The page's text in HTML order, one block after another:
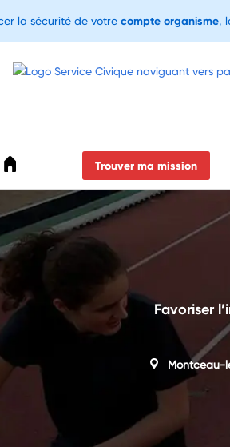
Trouver ma mission
Favoriser
Montceau-
la sécurité de votre compte organisme,